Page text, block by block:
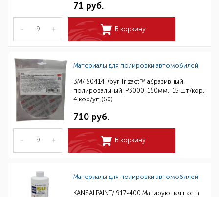
71 руб.
– + В корзину
Материалы для полировки автомобилей
3M/ 50414 Круг Trizact™ абразивный,
полировальный, Р3000, 150мм., 15 шт/кор.,
4 кор/уп.(60)
710 руб.
– + В корзину
Материалы для полировки автомобилей
KANSAI PAINT/ 917-400 Матирующая паста